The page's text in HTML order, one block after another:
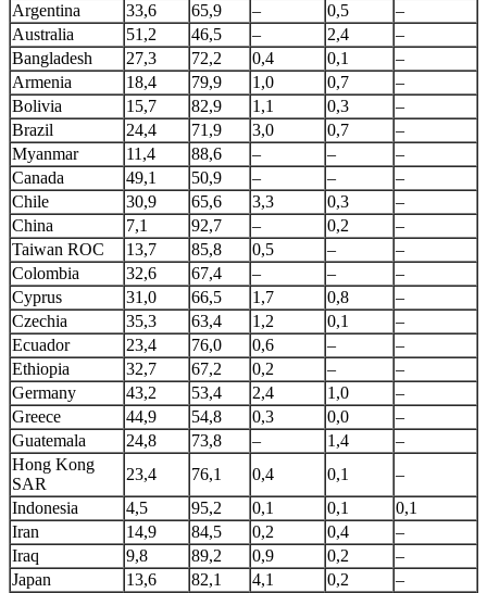
Argentina
33,6 65,9 – 0,5
–
Australia
51,2 46,5 – 2,4
–
Bangladesh
27,3 72,2 0,4 0,1
–
Armenia
18,4 79,9 1,0 0,7
–
Bolivia
15,7 82,9 1,1 0,3
–
Brazil
24,4 71,9 3,0 0,7
–
Myanmar
11,4 88,6 – –
–
Canada
49,1 50,9 – –
–
Chile
30,9 65,6 3,3 0,3
–
China
7,1 92,7 – 0,2
–
Taiwan ROC
13,7 85,8 0,5 –
–
Colombia
32,6 67,4 – –
–
Cyprus
31,0 66,5 1,7 0,8
–
Czechia
35,3 63,4 1,2 0,1
–
Ecuador
23,4 76,0 0,6 –
–
Ethiopia
32,7 67,2 0,2 –
–
Germany
43,2 53,4 2,4 1,0
–
Greece
44,9 54,8 0,3 0,0
–
Guatemala
24,8 73,8 – 1,4
–
Hong Kong
SAR
23,4 76,1 0,4 0,1
–
Indonesia
4,5 95,2 0,1 0,1
0,1
Iran
14,9 84,5 0,2 0,4
–
Iraq
9,8 89,2 0,9 0,2
–
Japan
13,6 82,1 4,1 0,2
–